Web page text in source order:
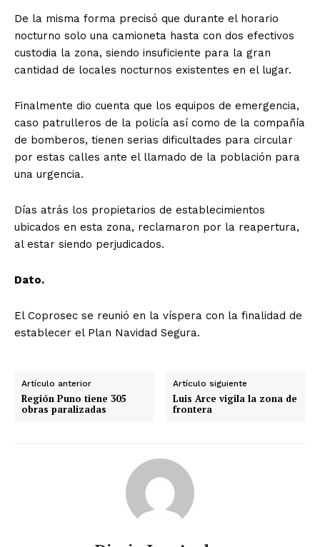
De la misma forma precisó que durante el horario
nocturno solo una camioneta hasta con dos efectivos
custodia la zona, siendo insuficiente para la gran
cantidad de locales nocturnos existentes en el lugar.
Finalmente dio cuenta que los equipos de emergencia,
caso patrulleros de la policía así como de la compañía
de bomberos, tienen serias dificultades para circular
por estas calles ante el llamado de la población para
una urgencia.
Días atrás los propietarios de establecimientos
ubicados en esta zona, reclamaron por la reapertura,
al estar siendo perjudicados.
Dato.
El Coprosec se reunió en la víspera con la finalidad de
establecer el Plan Navidad Segura.
Artículo anterior
Región Puno tiene 305
obras paralizadas
Artículo siguiente
Luis Arce vigila la zona de
frontera